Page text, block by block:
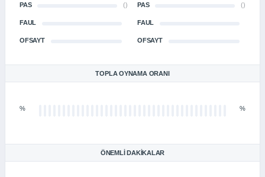
PAS ()
FAUL
OFSAYT
PAS ()
FAUL
OFSAYT
TOPLA OYNAMA ORANI
% %
ÖNEMLI DAKIKALAR